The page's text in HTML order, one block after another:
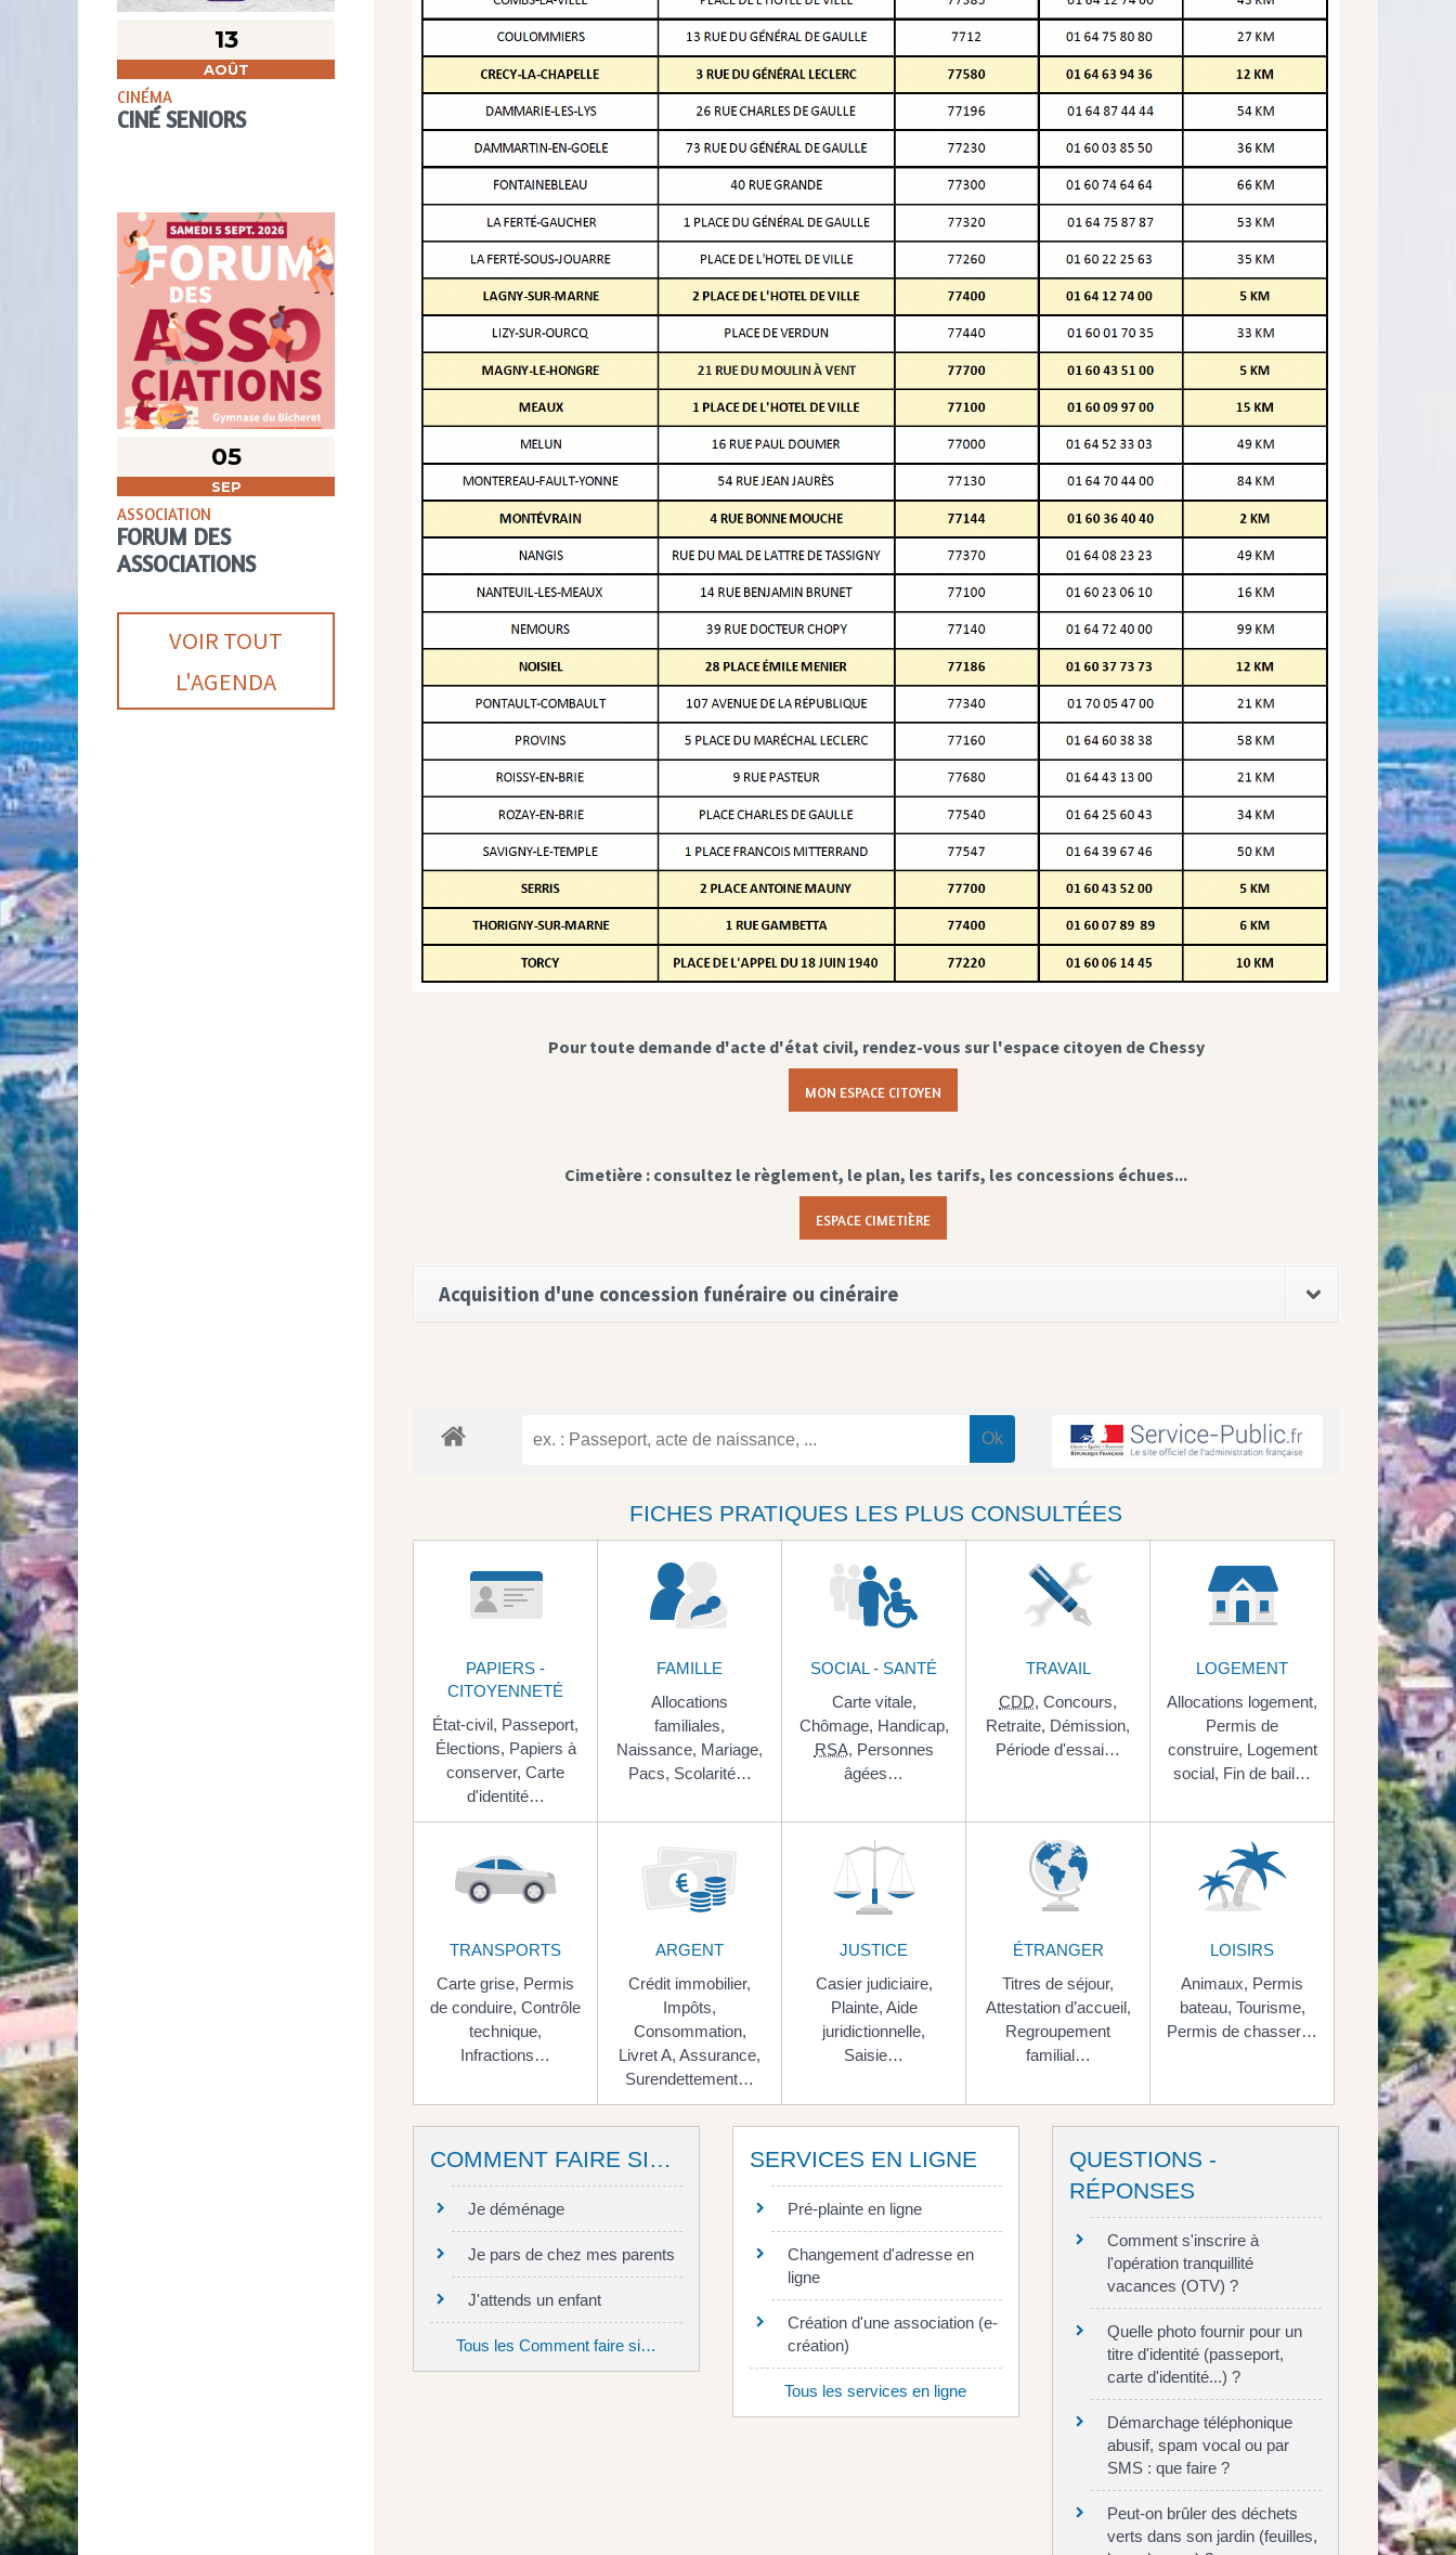
13
AOÛT
CINÉMA
CINÉ SENIORS
05
SEP
ASSOCIATION
FORUM DES
ASSOCIATIONS
VOIR TOUT
L'AGENDA
Pour toute demande d'acte d'état civil, rendez-vous sur l'espace citoyen de Chessy
MON ESPACE CITOYEN
Cimetière : consultez le règlement, le plan, les tarifs, les concessions échues...
ESPACE CIMETIÈRE
Acquisition d'une concession funéraire ou cinéraire
FICHES PRATIQUES LES PLUS CONSULTÉES
PAPIERS -
CITOYENNETÉ
État-civil, Passeport,
Élections, Papiers à
conserver, Carte
d'identité…
FAMILLE
Allocations
familiales,
Naissance, Mariage,
Pacs, Scolarité…
SOCIAL - SANTÉ
Carte vitale,
Chômage, Handicap,
RSA, Personnes
âgées…
TRAVAIL
CDD, Concours,
Retraite, Démission,
Période d'essai…
LOGEMENT
Allocations logement,
Permis de
construire, Logement
social, Fin de bail…
TRANSPORTS
Carte grise, Permis
de conduire, Contrôle
technique,
Infractions…
ARGENT
Crédit immobilier,
Impôts,
Consommation,
Livret A, Assurance,
Surendettement…
JUSTICE
Casier judiciaire,
Plainte, Aide
juridictionnelle,
Saisie…
ÉTRANGER
Titres de séjour,
Attestation d’accueil,
Regroupement
familial…
LOISIRS
Animaux, Permis
bateau, Tourisme,
Permis de chasser…
COMMENT FAIRE SI…
Je déménage
Je pars de chez mes parents
J'attends un enfant
Tous les Comment faire si…
SERVICES EN LIGNE
Pré-plainte en ligne
Changement d'adresse en
ligne
Création d'une association (e-
création)
Tous les services en ligne
QUESTIONS -
RÉPONSES
Comment s'inscrire à
l'opération tranquillité
vacances (OTV) ?
Quelle photo fournir pour un
titre d'identité (passeport,
carte d'identité...) ?
Démarchage téléphonique
abusif, spam vocal ou par
SMS : que faire ?
Peut-on brûler des déchets
verts dans son jardin (feuilles,